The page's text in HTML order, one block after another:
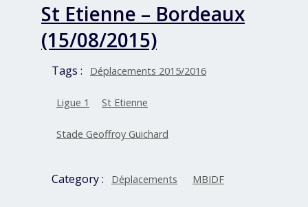
St Etienne – Bordeaux
(15/08/2015)
Tags : Déplacements 2015/2016
Ligue 1 St Etienne
Stade Geoffroy Guichard
Category : Déplacements MBIDF